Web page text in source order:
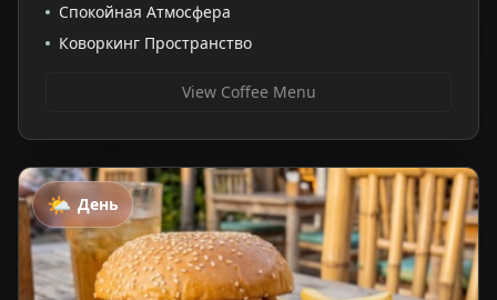
Спокойная Атмосфера
Коворкинг Пространство
View Coffee Menu
🌤️ День